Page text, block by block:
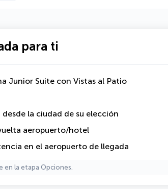
para ti
Junior Suite con Vistas al Patio
la ciudad de su elección
aeropuerto/hotel
en el aeropuerto de llegada
en la etapa Opciones.